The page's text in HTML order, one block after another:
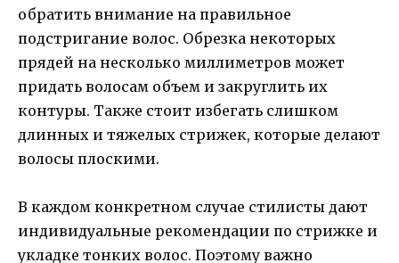
обратить внимание на правильное
подстригание волос. Обрезка некоторых
прядей на несколько миллиметров может
придать волосам объем и закруглить их
контуры. Также стоит избегать слишком
длинных и тяжелых стрижек, которые делают
волосы плоскими.
В каждом конкретном случае стилисты дают
индивидуальные рекомендации по стрижке и
укладке тонких волос. Поэтому важно